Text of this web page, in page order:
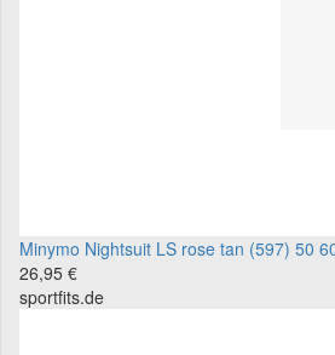
Minymo Nightsuit LS rose tan (597) 50
26,95 €
sportfits.de